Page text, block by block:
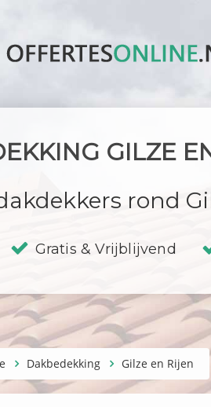
GILZE
rond
Gratis & Vrijblijvend
Dakbedekking Gilze en Rijen